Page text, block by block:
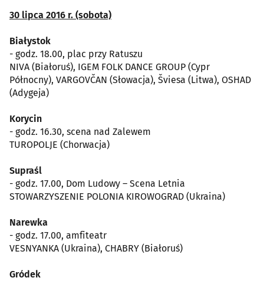
30 lipca 2016 r. (sobota)
Białystok
- godz. 18.00, plac przy Ratuszu
NIVA (Białoruś), IGEM FOLK DANCE GROUP (Cypr
Północny), VARGOVČAN (Słowacja), Šviesa (Litwa), OSHAD
(Adygeja)
Korycin
- godz. 16.30, scena nad Zalewem
TUROPOLJE (Chorwacja)
Supraśl
- godz. 17.00, Dom Ludowy – Scena Letnia
STOWARZYSZENIE POLONIA KIROWOGRAD (Ukraina)
Narewka
- godz. 17.00, amfiteatr
VESNYANKA (Ukraina), CHABRY (Białoruś)
Gródek